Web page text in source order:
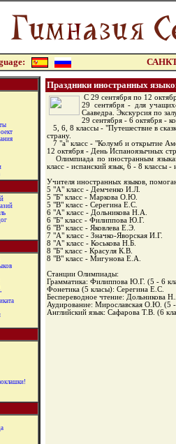
Праздники иностранных
С 29 сентября по 12
29 сентября - для
Сааведра. Экскурсия по
29 сентября - 6 октября -
5, 6, 8 классы - "Путешествие в
страну.
7 "а" класс - "Колумб и открытие
12 октября - День Испаноязычных
Олимпиада по иностранным
класс - испанский язык, 6 - 8 классы -
Учителя иностранных языков,
5 "А" класс - Демченко И.Л.
5 "Б" класс - Маркова О.Ю.
5 "В" класс - Серегина Е.С.
6 "А" класс - Дольникова Н.А.
6 "Б" класс - Филиппова Ю.Г.
6 "В" класс - Яковлева Е.Э.
7 "А" класс - Значко-Яворская И.Г.
8 "А" класс - Коськова Н.Б.
8 "Б" класс - Красуля К.В.
8 "В" класс - Мигунова Е.А.
Станции Олимпиады:
Грамматика: Филиппова Ю.Г. (5 - 6
Фонетика (5 класы): Серегина Е.С.
Беспереводное чтение: Дольникова
Аудирование: Мирославская О.Ю. (5
Английский язык: Сафарова Т.В. (6